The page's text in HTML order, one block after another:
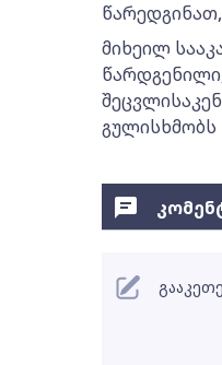
მიხეილ
გულისხმობს